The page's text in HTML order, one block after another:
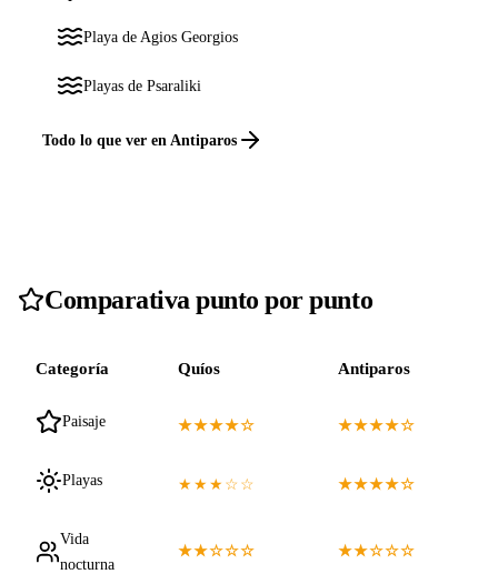
Playa de Agios Georgios
Playas de Psaraliki
Todo lo que ver en Antiparos
Comparativa punto por punto
Categoría Quíos Antiparos
Paisaje ★★★★☆ ★★★★☆
Playas ★★★☆☆ ★★★★☆
Vida
nocturna
★★☆☆☆ ★★☆☆☆